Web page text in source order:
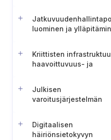
luominen ja
Kriittisten
haavoittuvuus- ja
Julkisen
varoitusjärjestelmän
Digitaalisen
häiriönsietokyvyn